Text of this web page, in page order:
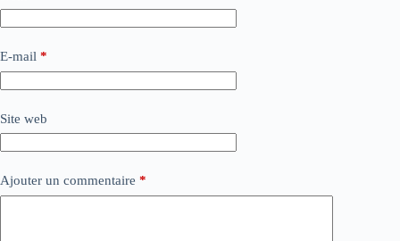
E-mail *
Site web
Ajouter un commentaire *